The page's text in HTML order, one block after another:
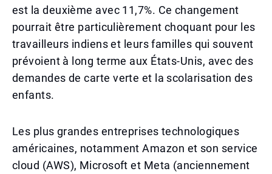
est la deuxième avec 11,7%. Ce changement
pourrait être particulièrement choquant pour les
travailleurs indiens et leurs familles qui souvent
prévoient à long terme aux États-Unis, avec des
demandes de carte verte et la scolarisation des
enfants.
Les plus grandes entreprises technologiques
américaines, notamment Amazon et son service
cloud (AWS), Microsoft et Meta (anciennement